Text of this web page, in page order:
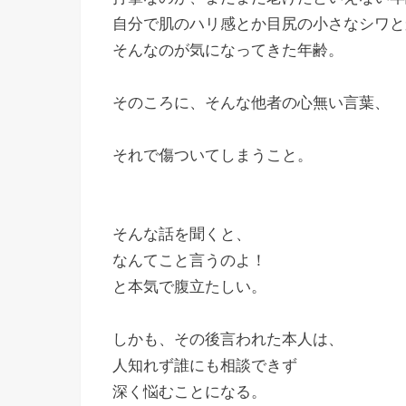
自分で肌のハリ感とか目尻の小さなシワ
そんなのが気になってきた年齢。
そのころに、そんな他者の心無い言葉、
それで傷ついてしまうこと。
そんな話を聞くと、
なんてこと言うのよ！
と本気で腹立たしい。
しかも、その後言われた本人は、
人知れず誰にも相談できず
深く悩むことになる。